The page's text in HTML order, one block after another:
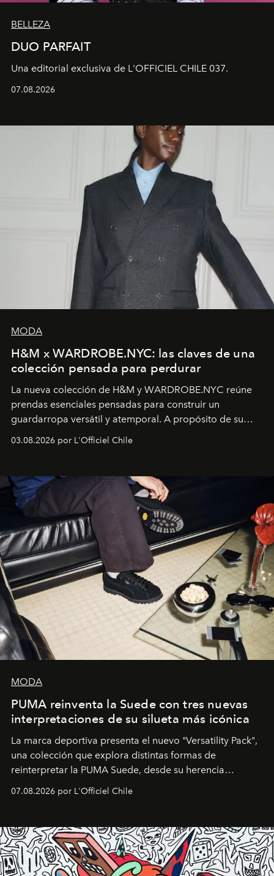
BELLEZA
DUO PARFAIT
Una editorial exclusiva de L'OFFICIEL CHILE 037.
07.08.2026
MODA
H&M x WARDROBE.NYC: las claves de una
colección pensada para perdurar
La nueva colección de H&M y WARDROBE.NYC reúne
prendas esenciales pensadas para construir un
guardarropa versátil y atemporal. A propósito de su
lanzamiento, los fundadores de la firma neoyorquina y
la asesora creativa y jefa de diseño global de la marca
y la filosofía detrás de la propuesta.
03.08.2026 por L'Officiel Chile
MODA
PUMA reinventa la Suede con tres nuevas
interpretaciones de su silueta más icónica
La marca deportiva presenta el nuevo "Versatility Pack",
una colección que explora distintas formas de
reinterpretar la PUMA Suede, desde su herencia
deportiva hasta una mirada moderna inspirada en el
diseño y el universo outdoor.
07.08.2026 por L'Officiel Chile